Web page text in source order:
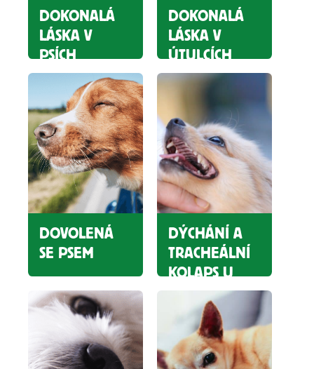
DOKONALÁ
LÁSKA V
PSÍCH
HOTELÍCH
DOKONALÁ
LÁSKA V
ÚTULCÍCH
DOVOLENÁ
SE PSEM
DÝCHÁNÍ A
TRACHEÁLNÍ
KOLAPS U